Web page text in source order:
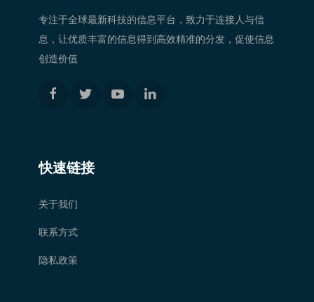
专注于全球最新科技的信息平台，致力于连接人与信
息，让优质丰富的信息得到高效精准的分发，促使信息
创造价值
快速链接
关于我们
联系方式
隐私政策